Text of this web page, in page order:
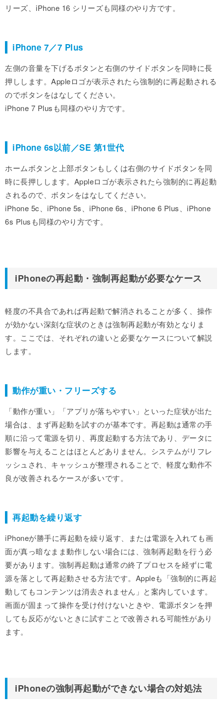
リーズ、iPhone 16 シリーズも同様のやり方です。
iPhone 7／7 Plus
左側の音量を下げるボタンと右側のサイドボタンを同時に長
押しします。Appleロゴが表示されたら強制的に再起動される
のでボタンをはなしてください。
iPhone 7 Plusも同様のやり方です。
iPhone 6s以前／SE 第1世代
ホームボタンと上部ボタンもしくは右側のサイドボタンを同
時に長押しします。Appleロゴが表示されたら強制的に再起動
されるので、ボタンをはなしてください。
iPhone 5c、iPhone 5s、iPhone 6s、iPhone 6 Plus、iPhone
6s Plusも同様のやり方です。
iPhoneの再起動・強制再起動が必要なケース
軽度の不具合であれば再起動で解消されることが多く、操作
が効かない深刻な症状のときは強制再起動が有効となりま
す。ここでは、それぞれの違いと必要なケースについて解説
します。
動作が重い・フリーズする
「動作が重い」「アプリが落ちやすい」といった症状が出た
場合は、まず再起動を試すのが基本です。再起動は通常の手
順に沿って電源を切り、再度起動する方法であり、データに
影響を与えることはほとんどありません。システムがリフレ
ッシュされ、キャッシュが整理されることで、軽度な動作不
良が改善されるケースが多いです。
再起動を繰り返す
iPhoneが勝手に再起動を繰り返す、または電源を入れても画
面が真っ暗なまま動作しない場合には、強制再起動を行う必
要があります。強制再起動は通常の終了プロセスを経ずに電
源を落として再起動させる方法です。Appleも「強制的に再起
動してもコンテンツは消去されません」と案内しています。
画面が固まって操作を受け付けないときや、電源ボタンを押
しても反応がないときに試すことで改善される可能性があり
ます。
iPhoneの強制再起動ができない場合の対処法